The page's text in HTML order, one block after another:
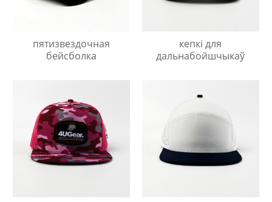
пятизвездочная
бейсболка
кепкі для
дальнабойшчыкаў